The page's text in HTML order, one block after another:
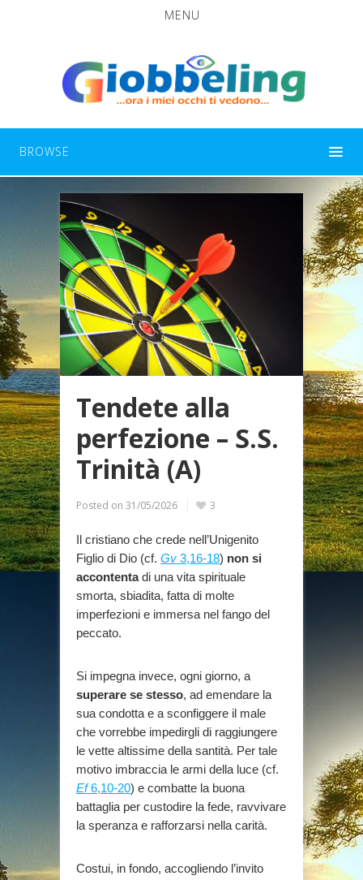
MENU
BROWSE
Tendete alla
perfezione – S.S.
Trinità (A)
Posted on 31/05/2026 3
Il cristiano che crede nell’Unigenito
Figlio di Dio (cf. Gv 3,16-18) non si
accontentadi una vita spirituale
smorta, sbiadita, fatta di molte
imperfezioni e immersa nel fango del
peccato.
Si impegna invece, ogni giorno, a
superare se stesso, ad emendare la
sua condotta e a sconfiggere il male
che vorrebbe impedirgli di raggiungere
le vette altissime della santità. Per tale
motivo imbraccia le armi della luce (cf.
Ef6,10-20) e combatte la buona
battaglia per custodire la fede, ravvivare
la speranza e rafforzarsi nella carità.
Costui, in fondo, accogliendo l’invito